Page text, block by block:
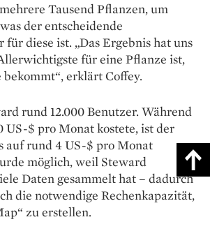
Tausend Pflanzen, um
der entscheidende
für diese ist. „Das Ergebnis hat uns
für eine Pflanze ist,
erklärt Coffey.
rund 12.000 Benutzer. Während
US-$ pro Monat kostete, ist der
auf rund 4 US-$ pro Monat
möglich, weil Steward
Daten gesammelt hat – dadurch
die notwendige Rechenkapazität,
zu erstellen.